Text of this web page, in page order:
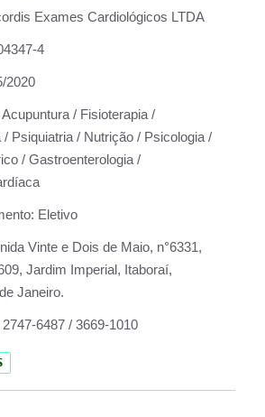
Exames Cardiológicos LTDA
4
2020
Acupuntura / Fisioterapia /
/ Psiquiatria / Nutrição / Psicologia /
/ Gastroenterologia /
Eletivo
Vinte e Dois de Maio, n°6331,
Jardim Imperial, Itaboraí,
Janeiro.
2747-6487 / 3669-1010